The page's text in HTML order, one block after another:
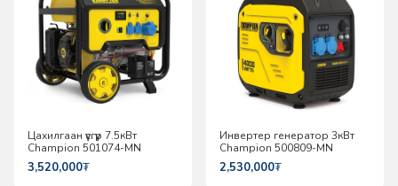
Цахилгаан үүсгүүр 7.5кВт
Champion 501074-MN
3,520,000₮
Инвертер генератор 3кВт
Champion 500809-MN
2,530,000₮